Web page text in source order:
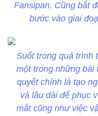
Fansipan. Cũng bắt
bước vào giai
Suốt trong quá trình
một trong những bài
quyết chính là tạo
và lâu dài để phục
mắt cũng như việc